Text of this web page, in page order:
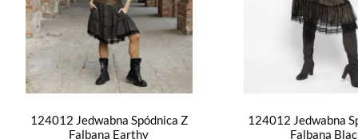
124012 Jedwabna Spódnica Z
Falbaną Earthy
124012 Jedwabna
Falbaną